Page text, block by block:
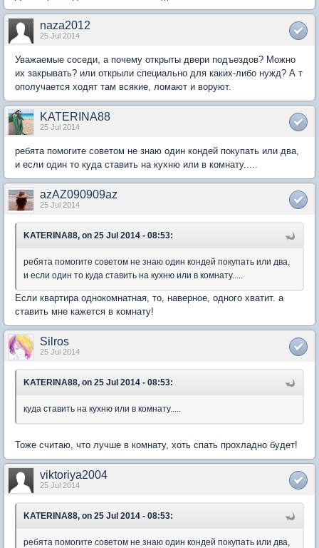
naza2012
25 Jul 2014
Уважаемые соседи, а почему открыты двери подъездов? Можно
их закрывать? или открыли специально для каких-либо нужд? А т
ополучается ходят там всякие, ломают и воруют.
KATERINA88
25 Jul 2014
ребята помогите советом не знаю один кондей покупать или два,
и если один то куда ставить на кухню или в комнату.....
azAZ090909az
25 Jul 2014
KATERINA88, on 25 Jul 2014 - 08:53:
ребята помогите советом не знаю один кондей покупать или два,
и если один то куда ставить на кухню или в комнату.....
Если квартира однокомнатная, то, наверное, одного хватит. а
ставить мне кажется в комнату!
Silros
25 Jul 2014
KATERINA88, on 25 Jul 2014 - 08:53:
куда ставить на кухню или в комнату.....
Тоже считаю, что лучше в комнату, хоть спать прохладно будет!
viktoriya2004
25 Jul 2014
KATERINA88, on 25 Jul 2014 - 08:53:
ребята помогите советом не знаю один кондей покупать или два,